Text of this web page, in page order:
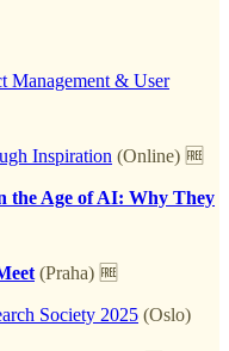
Management & User
Inspiration (Online) 🆓
the Age of AI: Why They
(Praha) 🆓
Society 2025 (Oslo)